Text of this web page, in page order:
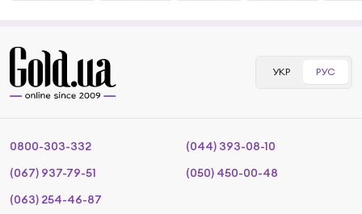
УКР РУС
0800-303-332
(044) 393-08-10
(067) 937-79-51
(050) 450-00-48
(063) 254-46-87